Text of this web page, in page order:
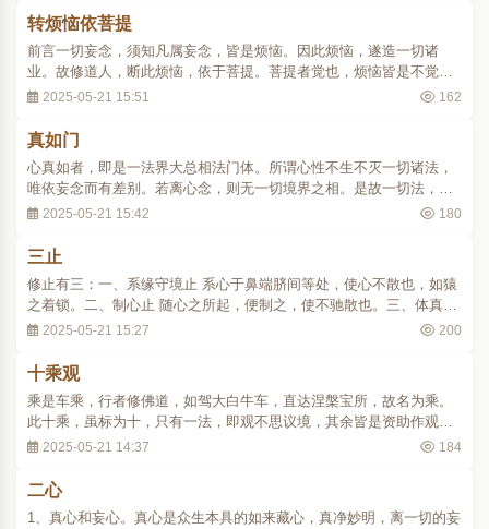
身。..
转烦恼依菩提
前言一切妄念，须知凡属妄念，皆是烦恼。因此烦恼，遂造一切诸
业。故修道人，断此烦恼，依于菩提。菩提者觉也，烦恼皆是不觉之
过，依止于觉，烦恼自除。
2025-05-21 15:51 162
真如门
心真如者，即是一法界大总相法门体。所谓心性不生不灭一切诸法，
唯依妄念而有差别。若离心念，则无一切境界之相。是故一切法，从
本以来，离言说相。离名字相，离心缘相，毕竟平等，无有变异，不
可得故。言真如者，亦无有相。谓言说之极，..
2025-05-21 15:42 180
三止
修止有三：一、系缘守境止 系心于鼻端脐间等处，使心不散也，如猿
之着锁。二、制心止 随心之所起，便制之，使不驰散也。三、体真止
若随人心之所念，知一切法，悉由因缘而生，无有自性，则心不取诸
2025-05-21 15:27 200
十乘观
乘是车乘，行者修佛道，如驾大白牛车，直达涅槃宝所，故名为乘。
此十乘，虽标为十，只有一法，即观不思议境，其余皆是资助作观之
法，合之为十种，故称十乘。第一观名观不思议境，即以能观之智，
法亦是心，要把它观成即空即假即中的不思议..
2025-05-21 14:37 184
二心
1、真心和妄心。真心是众生本具的如来藏心，真净妙明，离一切的妄